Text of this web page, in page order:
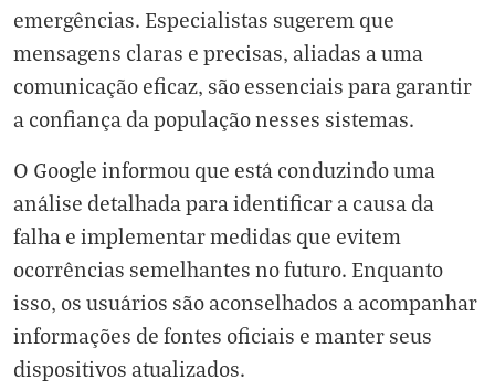
emergências. Especialistas sugerem que
mensagens claras e precisas, aliadas a uma
comunicação eficaz, são essenciais para garantir
a confiança da população nesses sistemas.
O Google informou que está conduzindo uma
análise detalhada para identificar a causa da
falha e implementar medidas que evitem
ocorrências semelhantes no futuro. Enquanto
isso, os usuários são aconselhados a acompanhar
informações de fontes oficiais e manter seus
dispositivos atualizados.